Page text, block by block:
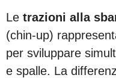
Le trazioni alla
(chin-up)
per sviluppare
e spalle. La